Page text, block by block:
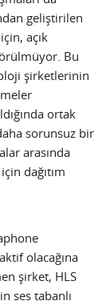
geliştirilen
açık
Bu
şirketlerinin
ortak
sorunsuz bir
arasında
dağıtım
olacağına
şirket, HLS
ses tabanlı